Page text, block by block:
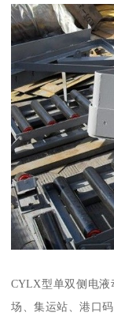
CYLX型单双侧电
场、集运站、港口